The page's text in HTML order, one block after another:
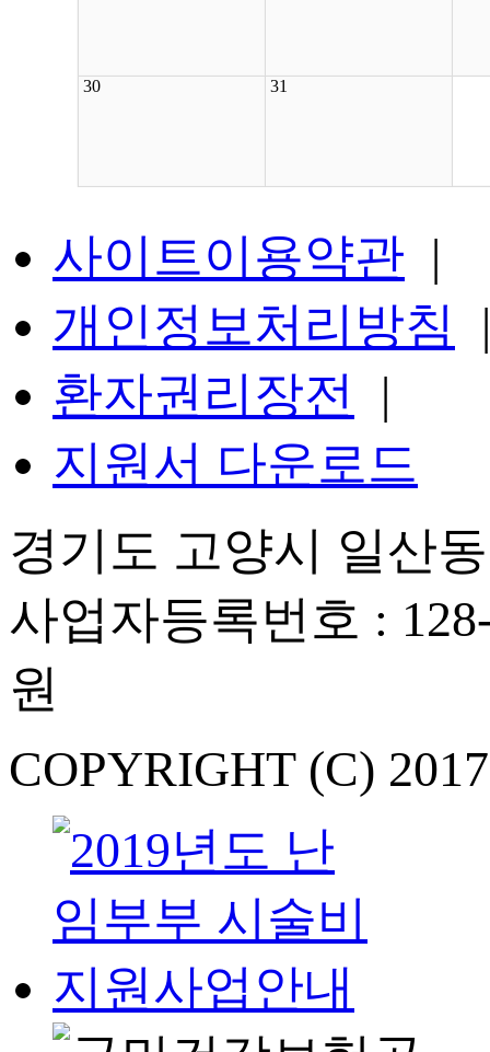
30 31
사이트이용약관 |
개인정보처리방침
환자권리장전
|
지원서 다운로드
경기도 고양시 일산
사업자등록번호 :
원
COPYRIGHT (C)